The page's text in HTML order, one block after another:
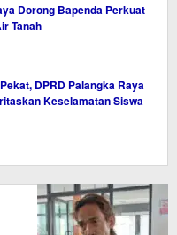
Dorong Bapenda Perkuat
Tanah
DPRD Palangka Raya
Keselamatan Siswa